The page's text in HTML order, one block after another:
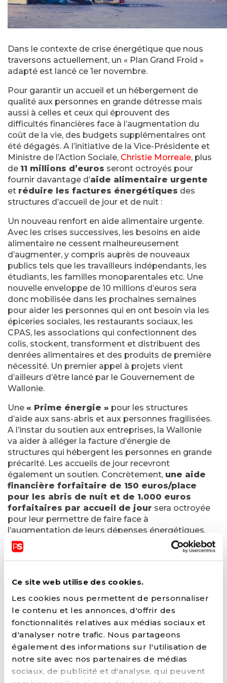
Ce site web utilise des cookies.
Les cookies nous permettent de personnaliser
le contenu et les annonces, d'offrir des
fonctionnalités relatives aux médias sociaux et
d'analyser notre trafic. Nous partageons
également des informations sur l'utilisation de
notre site avec nos partenaires de médias
sociaux, de publicité et d'analyse, qui peuvent
Dans le contexte de crise énergétique que nous
traversons actuellement, un « Plan Grand Froid »
adapté est lancé ce 1er novembre.
Pour garantir un accueil et un hébergement de
qualité aux personnes en grande détresse mais
aussi à celles et ceux qui éprouvent des
difficultés financières face à l’augmentation du
coût de la vie, des budgets supplémentaires ont
été dégagés. A l’initiative de la Vice-Présidente et
Ministre de l’Action Sociale, Christie Morreale, plus
de 11 millions d’euros seront octroyés pour
fournir davantage d’aide alimentaire urgente
et réduire les factures énergétiques des
structures d’accueil de jour et de nuit :
Un nouveau renfort en aide alimentaire urgente.
Avec les crises successives, les besoins en aide
alimentaire ne cessent malheureusement
d’augmenter, y compris auprès de nouveaux
publics tels que les travailleurs indépendants, les
étudiants, les familles monoparentales etc. Une
nouvelle enveloppe de 10 millions d’euros sera
donc mobilisée dans les prochaines semaines
pour aider les personnes qui en ont besoin via les
épiceries sociales, les restaurants sociaux, les
CPAS, les associations qui confectionnent des
colis, stockent, transforment et distribuent des
denrées alimentaires et des produits de première
nécessité. Un premier appel à projets vient
d’ailleurs d’être lancé par le Gouvernement de
Wallonie.
Une « Prime énergie » pour les structures
d’aide aux sans-abris et aux personnes fragilisées.
A l’instar du soutien aux entreprises, la Wallonie
va aider à alléger la facture d’énergie de
structures qui hébergent les personnes en grande
précarité. Les accueils de jour recevront
également un soutien. Concrètement, une aide
financière forfaitaire de 150 euros/place
pour les abris de nuit et de 1.000 euros
forfaitaires par accueil de jour sera octroyée
pour leur permettre de faire face à
l’augmentation de leurs dépenses énergétiques.
Ces dernières seront liquidées d’ici la fin de
l’année.
« Peu importe les contextes, qu’il
s’agisse d’accueil de jour ou de nuit, de
distributions de repas, d’accès à des
sanitaires ou à des services de santé,
etc. chaque personne a le droit de
pouvoir se loger, se nourrir, se soigner »
conclut Christie Morreale.